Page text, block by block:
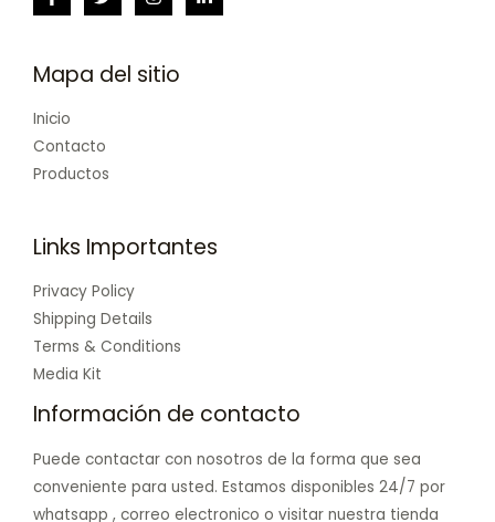
Mapa del sitio
Inicio
Contacto
Productos
Links Importantes
Privacy Policy
Shipping Details
Terms & Conditions
Media Kit
Información de contacto
Puede contactar con nosotros de la forma que sea
conveniente para usted. Estamos disponibles 24/7 por
whatsapp , correo electronico o visitar nuestra tienda